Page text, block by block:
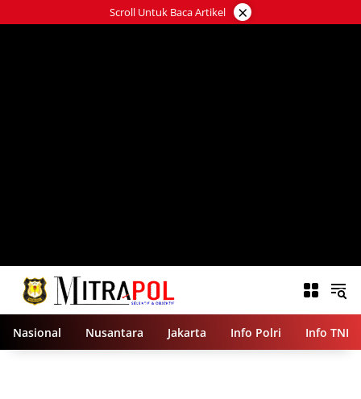
ke
Scroll Untuk Baca Artikel ×
Nasional Nusantara Jakarta Info Polri Info TNI